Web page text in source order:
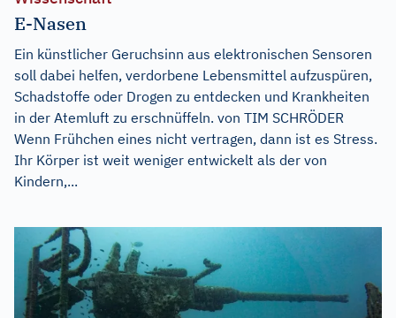
E-Nasen
Ein künstlicher Geruchsinn aus elektronischen Sensoren
soll dabei helfen, verdorbene Lebensmittel aufzuspüren,
Schadstoffe oder Drogen zu entdecken und Krankheiten
in der Atemluft zu erschnüffeln. von TIM SCHRÖDER
Wenn Frühchen eines nicht vertragen, dann ist es Stress.
Ihr Körper ist weit weniger entwickelt als der von
Kindern,...